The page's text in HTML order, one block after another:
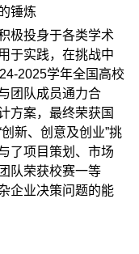
锤炼
极投身于各类学术
于实践，在挑战中
2025学年全国高校
团队成员通力合
方案，最终荣获国
新、创意及创业”挑
了项目策划、市场
队荣获校赛一等
企业决策问题的能